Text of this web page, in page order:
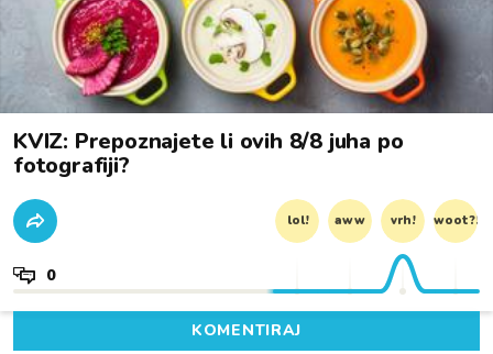
KVIZ: Prepoznajete li ovih 8/8 juha po
fotografiji?
lol! aww vrh! woot?!
0
KOMENTIRAJ